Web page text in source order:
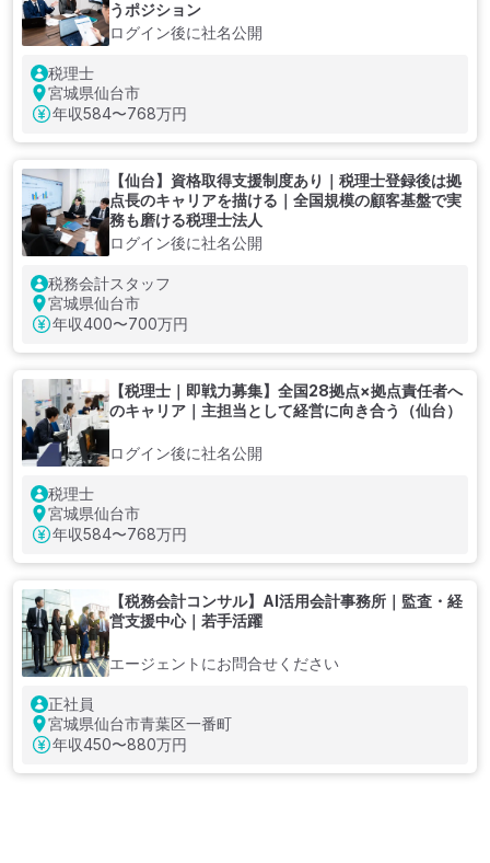
うポジション
ログイン後に社名公開
税理士
宮城県仙台市
年収584〜768万円
【仙台】資格取得支援制度あり｜税理士登録後は拠
点長のキャリアを描ける｜全国規模の顧客基盤で実
務も磨ける税理士法人
ログイン後に社名公開
税務会計スタッフ
宮城県仙台市
年収400〜700万円
【税理士｜即戦力募集】全国28拠点×拠点責任者へ
のキャリア｜主担当として経営に向き合う（仙台）
ログイン後に社名公開
税理士
宮城県仙台市
年収584〜768万円
【税務会計コンサル】AI活用会計事務所｜監査・経
営支援中心｜若手活躍
エージェントにお問合せください
正社員
宮城県仙台市青葉区一番町
年収450〜880万円